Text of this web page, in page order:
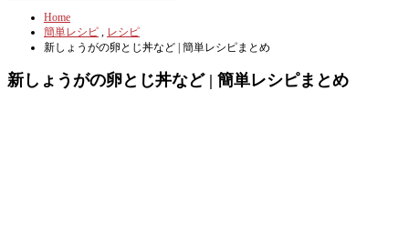
Home
簡単レシピ , レシピ
新しょうがの卵とじ丼など | 簡単レシピまとめ
新しょうがの卵とじ丼など | 簡単レシピまとめ